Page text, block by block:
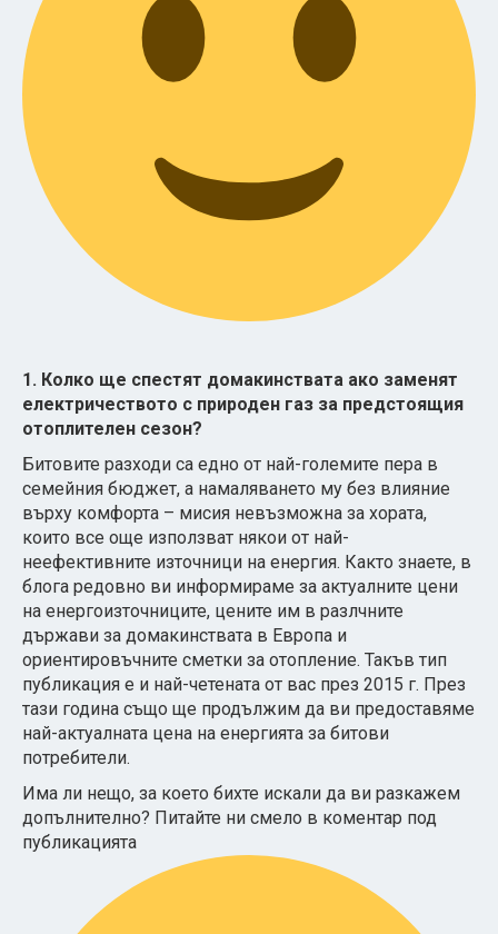
1. Колко ще спестят домакинствата ако заменят
електричеството с природен газ за предстоящия
отоплителен сезон?
Битовите разходи са едно от най-големите пера в
семейния бюджет, а намаляването му без влияние
върху комфорта – мисия невъзможна за хората,
които все още използват някои от най-
неефективните източници на енергия. Както знаете, в
блога редовно ви информираме за актуалните цени
на енергоизточниците, цените им в разлчните
държави за домакинствата в Европа и
ориентировъчните сметки за отопление. Такъв тип
публикация е и най-четената от вас през 2015 г. През
тази година също ще продължим да ви предоставяме
най-актуалната цена на енергията за битови
потребители.
Има ли нещо, за което бихте искали да ви разкажем
допълнително? Питайте ни смело в коментар под
публикацията